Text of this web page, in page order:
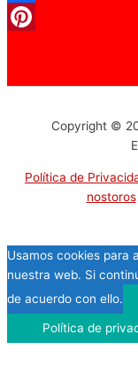
Copyright ©
Política de
nostoros
Usamos cookies para
nuestra web. Si
de acuerdo con ello.
Política de